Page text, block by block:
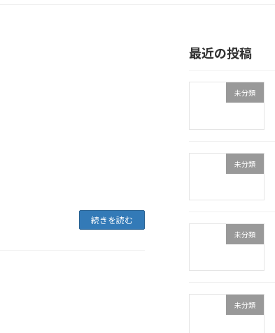
続きを読む
最近の投稿
未分類
未分類
未分類
未分類